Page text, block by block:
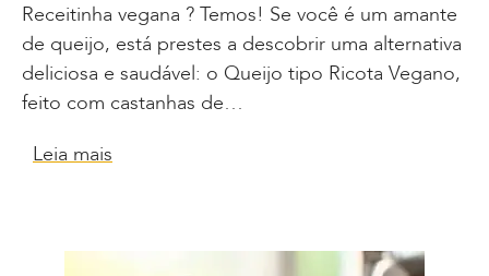
Receitinha vegana ? Temos! Se você é um amante
de queijo, está prestes a descobrir uma alternativa
deliciosa e saudável: o Queijo tipo Ricota Vegano,
feito com castanhas de…
Leia mais